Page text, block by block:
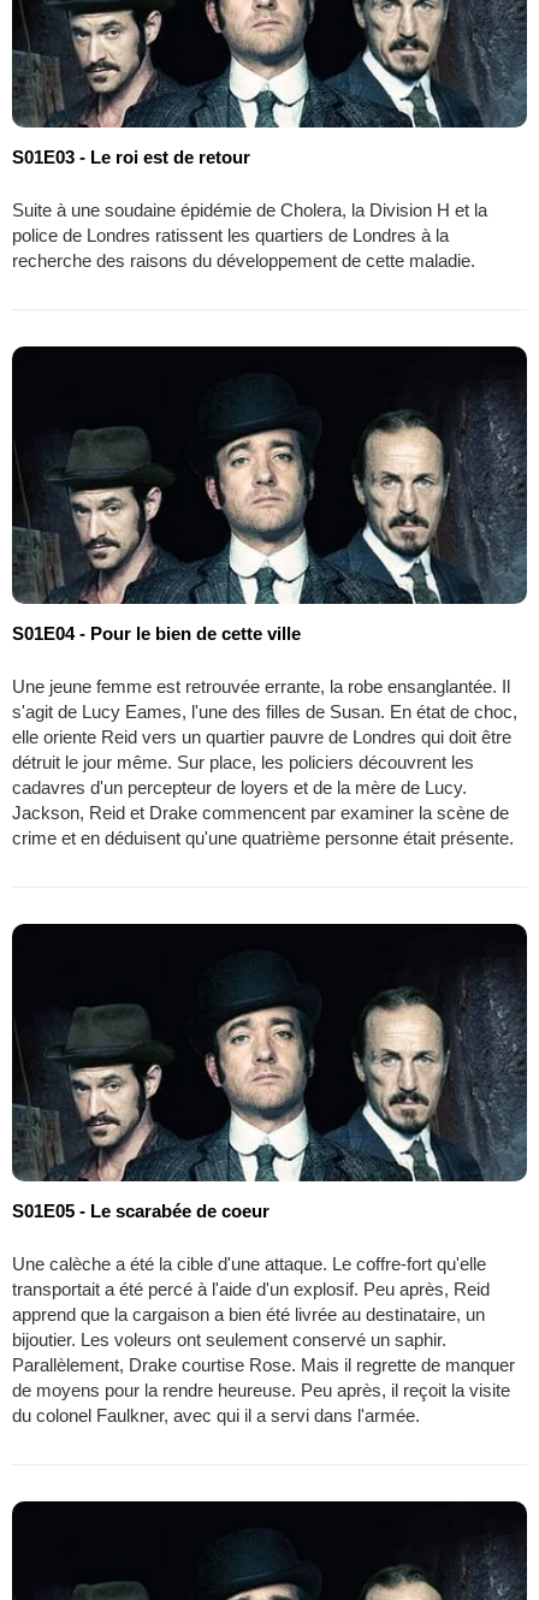
S01E03 - Le roi est de retour
Suite à une soudaine épidémie de Cholera, la Division H et la
police de Londres ratissent les quartiers de Londres à la
recherche des raisons du développement de cette maladie.
S01E04 - Pour le bien de cette ville
Une jeune femme est retrouvée errante, la robe ensanglantée. Il
s'agit de Lucy Eames, l'une des filles de Susan. En état de choc,
elle oriente Reid vers un quartier pauvre de Londres qui doit être
détruit le jour même. Sur place, les policiers découvrent les
cadavres d'un percepteur de loyers et de la mère de Lucy.
Jackson, Reid et Drake commencent par examiner la scène de
crime et en déduisent qu'une quatrième personne était présente.
S01E05 - Le scarabée de coeur
Une calèche a été la cible d'une attaque. Le coffre-fort qu'elle
transportait a été percé à l'aide d'un explosif. Peu après, Reid
apprend que la cargaison a bien été livrée au destinataire, un
bijoutier. Les voleurs ont seulement conservé un saphir.
Parallèlement, Drake courtise Rose. Mais il regrette de manquer
de moyens pour la rendre heureuse. Peu après, il reçoit la visite
du colonel Faulkner, avec qui il a servi dans l'armée.